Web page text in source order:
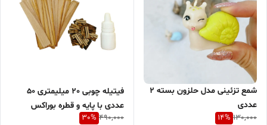
شمع تزئینی مدل حلزون بسته 2
عددی
130,000
14%
فیتیله چوبی 20 میلیمتری 50
عددی با پایه و قطره بوراکس
490,000
30%